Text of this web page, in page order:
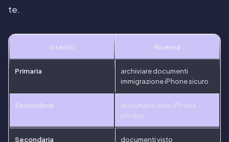
te.
Intento Ricerca
Primaria
archiviare documenti
immigrazione iPhone sicuro
Secondaria
documenti asilo iPhone
privacy
Secondaria documenti visto